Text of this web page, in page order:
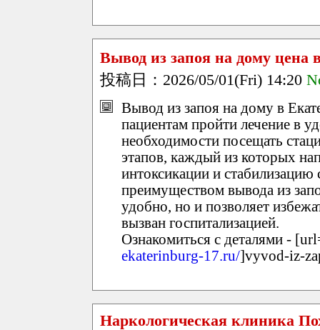
Вывод из запоя на дому цена
投稿日：2026/05/01(Fri) 14:20
Вывод из запоя на дому в
пациентам пройти лечение в
необходимости посещать
этапов, каждый из которых
интоксикации и
преимуществом вывода из
удобно, но и позволяет
вызван госпитализацией.
Ознакомиться с деталями -
ekaterinburg-17.ru/]vyvod-iz-
Наркологическая клиника